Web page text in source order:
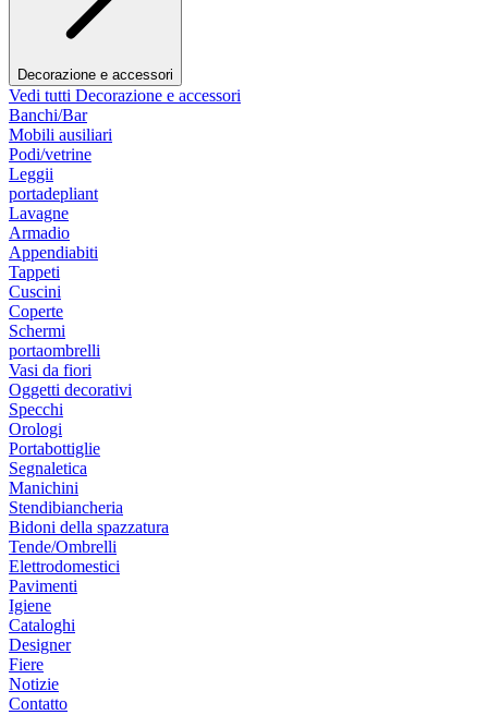
Decorazione e accessori
Vedi tutti Decorazione e accessori
Banchi/Bar
Mobili ausiliari
Podi/vetrine
Leggii
portadepliant
Lavagne
Armadio
Appendiabiti
Tappeti
Cuscini
Coperte
Schermi
portaombrelli
Vasi da fiori
Oggetti decorativi
Specchi
Orologi
Portabottiglie
Segnaletica
Manichini
Stendibiancheria
Bidoni della spazzatura
Tende/Ombrelli
Elettrodomestici
Pavimenti
Igiene
Cataloghi
Designer
Fiere
Notizie
Contatto